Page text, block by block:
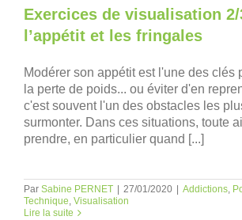
Exercices de visualisation
l’appétit et les fringales
Modérer son appétit est l'une des clés
la perte de poids... ou éviter d'en
c'est souvent l'un des obstacles les
surmonter. Dans ces situations, toute
prendre, en particulier quand [...]
Par Sabine PERNET 27/01/2020 Addictions,
Technique, Visualisation
Lire la suite